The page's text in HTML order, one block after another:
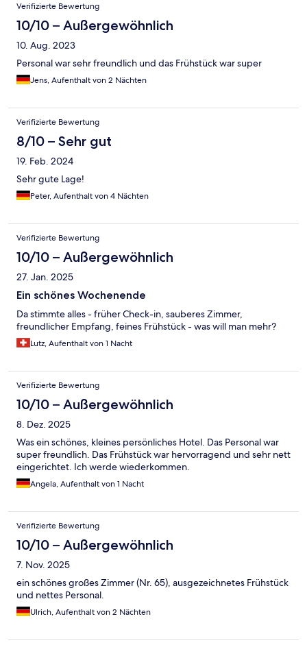
Verifizierte Bewertung
10/10 – Außergewöhnlich
10. Aug. 2023
Personal war sehr freundlich und das Frühstück war super
Jens, Aufenthalt von 2 Nächten
Verifizierte Bewertung
8/10 – Sehr gut
19. Feb. 2024
Sehr gute Lage!
Peter, Aufenthalt von 4 Nächten
Verifizierte Bewertung
10/10 – Außergewöhnlich
27. Jan. 2025
Ein schönes Wochenende
Da stimmte alles - früher Check-in, sauberes Zimmer,
freundlicher Empfang, feines Frühstück - was will man mehr?
Lutz, Aufenthalt von 1 Nacht
Verifizierte Bewertung
10/10 – Außergewöhnlich
8. Dez. 2025
Was ein schönes, kleines persönliches Hotel. Das Personal war
super freundlich. Das Frühstück war hervorragend und sehr nett
eingerichtet. Ich werde wiederkommen.
Angela, Aufenthalt von 1 Nacht
Verifizierte Bewertung
10/10 – Außergewöhnlich
7. Nov. 2025
ein schönes großes Zimmer (Nr. 65), ausgezeichnetes Frühstück
und nettes Personal.
Ulrich, Aufenthalt von 2 Nächten